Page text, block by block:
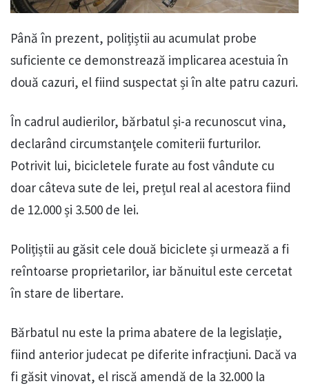
Până în prezent, polițiștii au acumulat probe
suficiente ce demonstrează implicarea acestuia în
două cazuri, el fiind suspectat și în alte patru cazuri.
În cadrul audierilor, bărbatul și-a recunoscut vina,
declarând circumstanţele comiterii furturilor.
Potrivit lui, bicicletele furate au fost vândute cu
doar câteva sute de lei, prețul real al acestora fiind
de 12.000 și 3.500 de lei.
Polițiștii au găsit cele două biciclete și urmează a fi
reîntoarse proprietarilor, iar bănuitul este cercetat
în stare de libertare.
Bărbatul nu este la prima abatere de la legislație,
fiind anterior judecat pe diferite infracțiuni. Dacă va
fi găsit vinovat, el riscă amendă de la 32.000 la